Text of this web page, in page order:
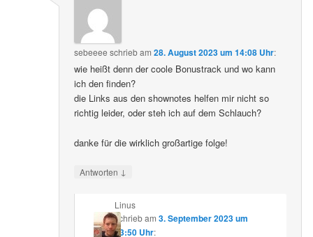
sebeeee schriebam28. August 2023 um 14:08 Uhr:
wie heißt denn der coole Bonustrack und wo kann
ich den finden?
die Links aus den shownotes helfen mir nicht so
richtig leider, oder steh ich auf dem Schlauch?
danke für die wirklich großartige folge!
Antworten ↓
Linus
schriebam 3. September 2023 um
13:50 Uhr: